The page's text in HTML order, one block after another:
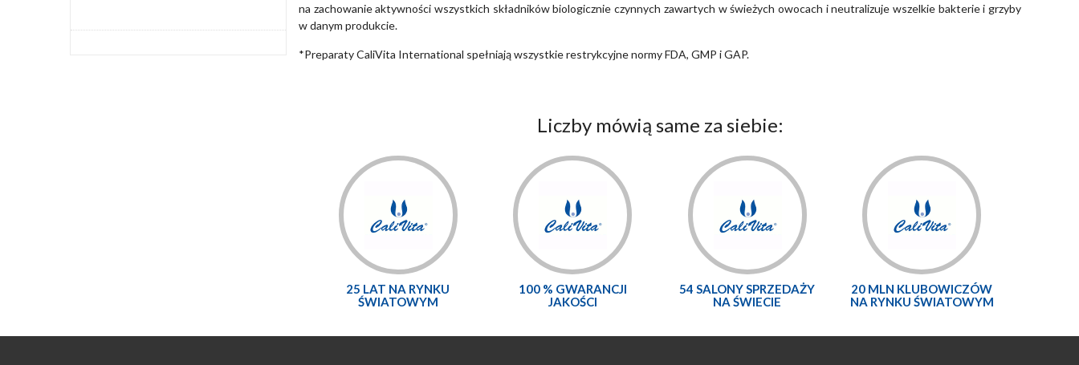
na zachowanie aktywności wszystkich składników biologicznie czynnych zawartych w świeżych owocach i neutralizuje wszelkie bakterie i grzyby
w danym produkcie.
*Preparaty CaliVita International spełniają wszystkie restrykcyjne normy FDA, GMP i GAP.
Liczby mówią same za siebie:
25 LAT NA RYNKU
ŚWIATOWYM
100 % GWARANCJI
JAKOŚCI
54 SALONY SPRZEDAŻY
NA ŚWIECIE
20 MLN KLUBOWICZÓW
NA RYNKU ŚWIATOWYM